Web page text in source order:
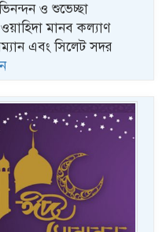
ও শুভেচ্ছা
মানব কল্যাণ
এবং সিলেট সদর